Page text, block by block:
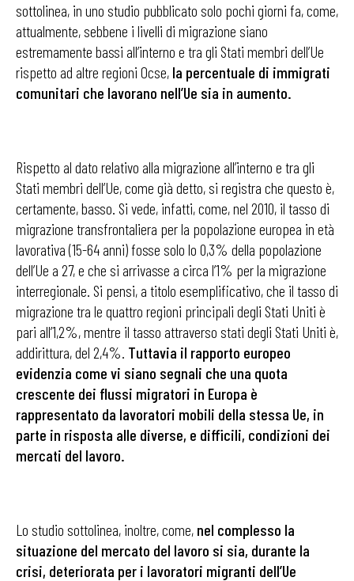
sottolinea, in uno studio pubblicato solo pochi giorni fa, come,
attualmente, sebbene i livelli di migrazione siano
estremamente bassi all’interno e tra gli Stati membri dell’Ue
rispetto ad altre regioni Ocse, la percentuale di immigrati
comunitari che lavorano nell’Ue sia in aumento.
Rispetto al dato relativo alla migrazione all’interno e tra gli
Stati membri dell’Ue, come già detto, si registra che questo è,
certamente, basso. Si vede, infatti, come, nel 2010, il tasso di
migrazione transfrontaliera per la popolazione europea in età
lavorativa (15-64 anni) fosse solo lo 0,3% della popolazione
dell’Ue a 27, e che si arrivasse a circa l’1% per la migrazione
interregionale. Si pensi, a titolo esemplificativo, che il tasso di
migrazione tra le quattro regioni principali degli Stati Uniti è
pari all’1,2%, mentre il tasso attraverso stati degli Stati Uniti è,
addirittura, del 2,4%. Tuttavia il rapporto europeo
evidenzia come vi siano segnali che una quota
crescente dei flussi migratori in Europa è
rappresentato da lavoratori mobili della stessa Ue, in
parte in risposta alle diverse, e difficili, condizioni dei
mercati del lavoro.
Lo studio sottolinea, inoltre, come, nel complesso la
situazione del mercato del lavoro si sia, durante la
crisi, deteriorata per i lavoratori migranti dell’Ue